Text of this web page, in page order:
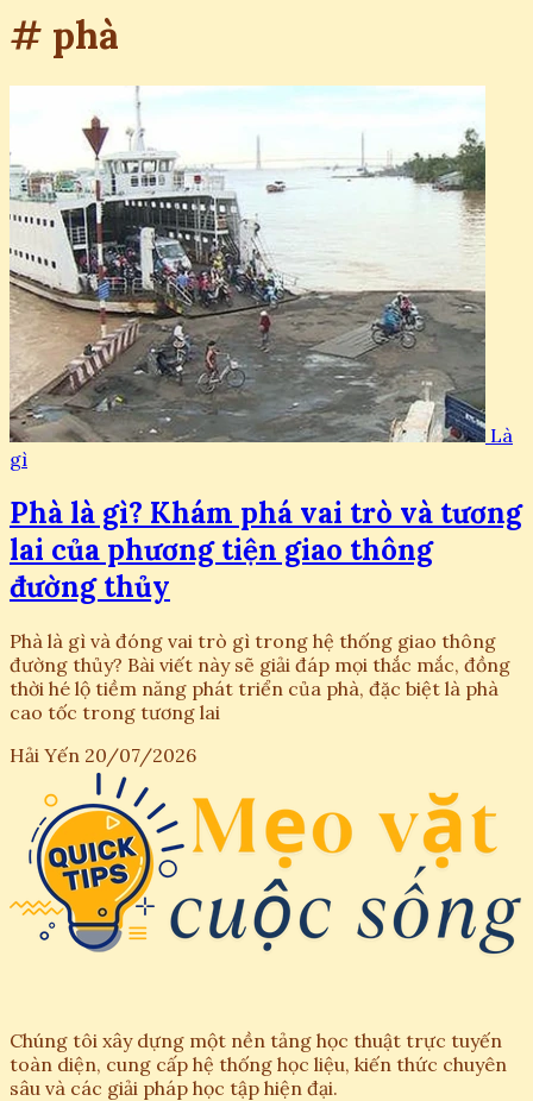
# phà
Là
gì
Phà là gì? Khám phá vai trò và tương
lai của phương tiện giao thông
đường thủy
Phà là gì và đóng vai trò gì trong hệ thống giao thông
đường thủy? Bài viết này sẽ giải đáp mọi thắc mắc, đồng
thời hé lộ tiềm năng phát triển của phà, đặc biệt là phà
cao tốc trong tương lai
Hải Yến 20/07/2026
Chúng tôi xây dựng một nền tảng học thuật trực tuyến
toàn diện, cung cấp hệ thống học liệu, kiến thức chuyên
sâu và các giải pháp học tập hiện đại.